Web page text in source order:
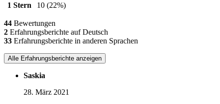
1 Stern
10 (22%)
44 Bewertungen
2 Erfahrungsberichte auf Deutsch
33 Erfahrungsberichte in anderen Sprachen
Alle Erfahrungsberichte anzeigen
Saskia
28. März 2021